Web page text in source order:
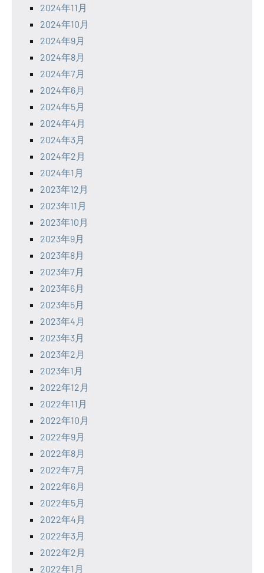
2024年11月
2024年10月
2024年9月
2024年8月
2024年7月
2024年6月
2024年5月
2024年4月
2024年3月
2024年2月
2024年1月
2023年12月
2023年11月
2023年10月
2023年9月
2023年8月
2023年7月
2023年6月
2023年5月
2023年4月
2023年3月
2023年2月
2023年1月
2022年12月
2022年11月
2022年10月
2022年9月
2022年8月
2022年7月
2022年6月
2022年5月
2022年4月
2022年3月
2022年2月
2022年1月